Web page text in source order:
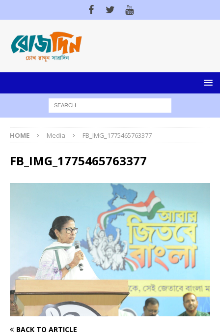
HOME Media FB_IMG_1775465763377
FB_IMG_1775465763377
BACK TO ARTICLE